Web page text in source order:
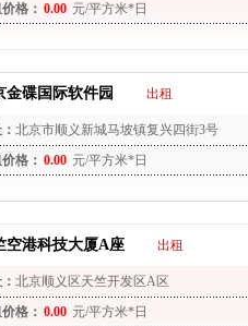
格： 0.00 元/平方米*日
金碟国际软件园 出租
北京市顺义新城马坡镇复兴四街3号
格： 0.00 元/平方米*日
空港科技大厦A座 出租
北京顺义区天竺开发区A区
格： 0.00 元/平方米*日